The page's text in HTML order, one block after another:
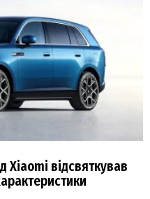
Xiaomi відсвяткував